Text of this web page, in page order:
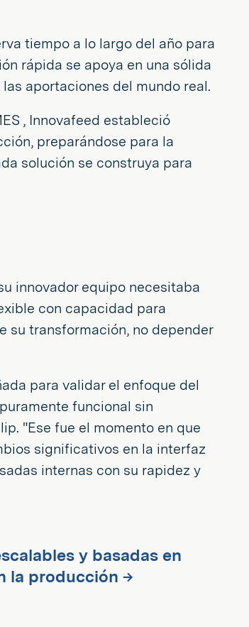
tiempo a lo largo del año para
rápida se apoya en una sólida
aportaciones del mundo real.
, Innovafeed estableció
preparándose para la
solución se construya para
innovador equipo necesitaba
con capacidad para
su transformación, no depender
para validar el enfoque del
funcional sin
"Ese fue el momento en que
significativos en la interfaz
internas con su rapidez y
y basadas en
la producción →